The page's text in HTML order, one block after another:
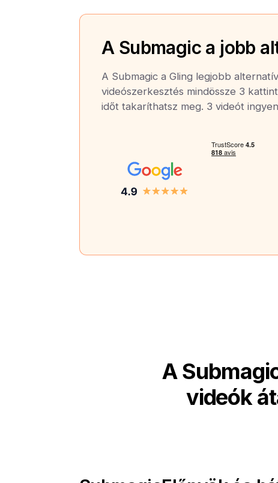
A Submagic a jobb
A Submagic a Gling legjobb
videószerkesztés mindössze 3
időt takaríthatsz meg. 3 videót
A
videók